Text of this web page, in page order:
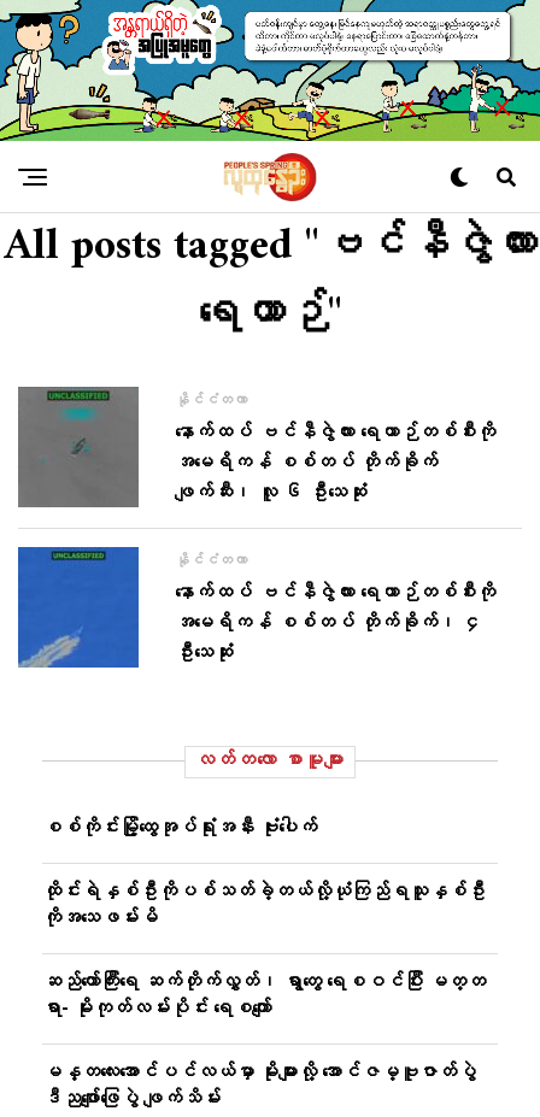
All posts tagged "ဗင်နီဇွဲလား
ရေယာဉ်"
နိုင်ငံတကာ
နောက်ထပ် ဗင်နီဇွဲလား ရေယာဉ်တစ်စီးကို
အမေရိကန် စစ်တပ် တိုက်ခိုက်
ဖျက်ဆီး၊ လူ ၆ ဦးသေဆုံး
နိုင်ငံတကာ
နောက်ထပ် ဗင်နီဇွဲလား ရေယာဉ်တစ်စီးကို
အမေရိကန် စစ်တပ် တိုက်ခိုက်၊ ၄
ဦးသေဆုံး
လတ်တ‌လော စာမူများ
စစ်ကိုင်းမြို့ထွေအုပ်ရုံးအနီး ဗုံးပေါက်
ထိုင်းရဲနှစ်ဦးကိုပစ်သတ်ခဲ့တယ်လို့ယုံကြည်ရသူနှစ်ဦး
ကိုအသေဖမ်းမိ
ဆည်တော်ကြီးရေ ဆက်တိုက်လွှတ်၊ ရွာတွေ ရေစဝင်ပြီး မတ္တ
ရာ- မိုးကုတ်လမ်းပိုင်း ရေစကျော်
မန္တလေးအောင်ပင်လယ်မှာ မိုးများလို့ အောင်ဇမ္ဗူဇာတ်ပွဲ
ဒီညဖျော်ဖြေပွဲ ဖျက်သိမ်း